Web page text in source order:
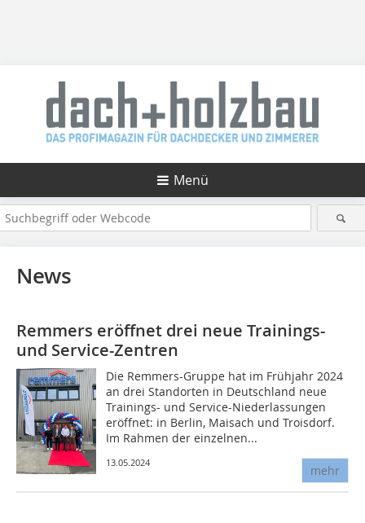
Menü
News
Remmers eröffnet drei neue Trainings-
und Service-Zentren
Die Remmers-Gruppe hat im Frühjahr 2024
an drei Standorten in Deutschland neue
Trainings- und Service-Niederlassungen
eröffnet: in Berlin, Maisach und Troisdorf.
Im Rahmen der einzelnen...
13.05.2024
mehr